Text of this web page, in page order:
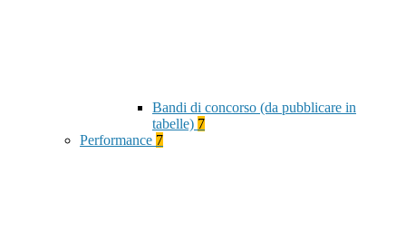
Bandi di concorso (da pubblicare in
tabelle) 7
Performance 7